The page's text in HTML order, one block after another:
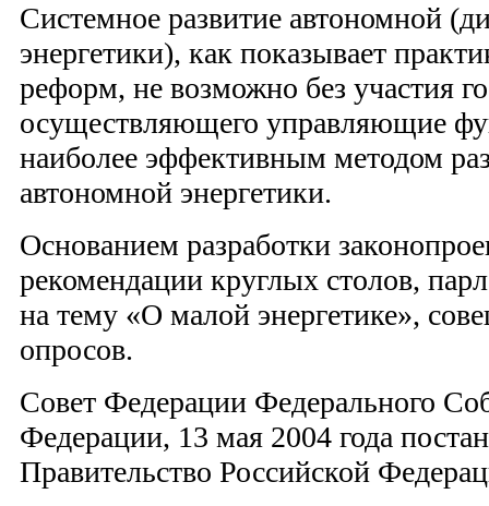
Системное развитие автономной
энергетики), как показывает
реформ, не возможно без участия
осуществляющего управляющие
наиболее эффективным методом
автономной энергетики.
Основанием разработки
рекомендации круглых столов,
на тему «О малой энергетике»,
опросов.
Совет Федерации Федерального
Федерации, 13 мая 2004 года
Правительство Российской